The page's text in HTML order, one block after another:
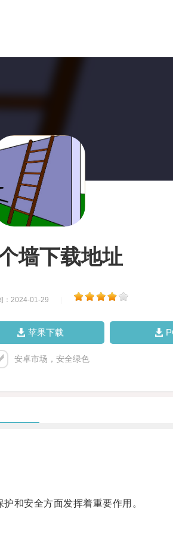
墙下载地址
：2024-01-29
苹果下载
安卓市场，安全绿色
和安全方面发挥着重要作用。